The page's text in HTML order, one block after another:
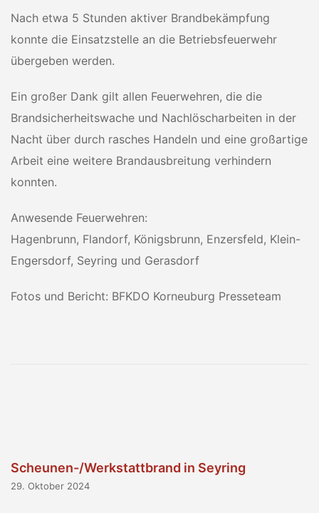
Nach etwa 5 Stunden aktiver Brandbekämpfung
konnte die Einsatzstelle an die Betriebsfeuerwehr
übergeben werden.
Ein großer Dank gilt allen Feuerwehren, die die
Brandsicherheitswache und Nachlöscharbeiten in der
Nacht über durch rasches Handeln und eine großartige
Arbeit eine weitere Brandausbreitung verhindern
konnten.
Anwesende Feuerwehren:
Hagenbrunn, Flandorf, Königsbrunn, Enzersfeld, Klein-
Engersdorf, Seyring und Gerasdorf
Fotos und Bericht: BFKDO Korneuburg Presseteam
Scheunen-/Werkstattbrand in Seyring
29. Oktober 2024